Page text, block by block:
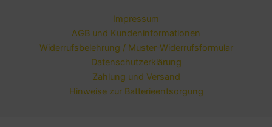
Impressum
AGB und Kundeninformationen
Widerrufsbelehrung / Muster-Widerrufsformular
Datenschutzerklärung
Zahlung und Versand
Hinweise zur Batterieentsorgung